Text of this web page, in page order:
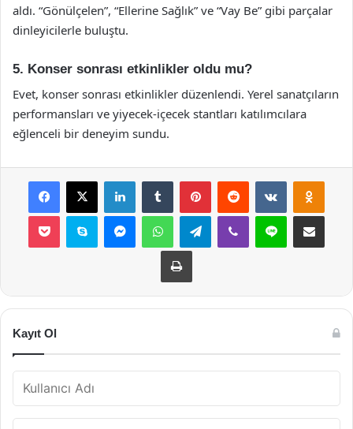
aldı. “Gönülçelen”, “Ellerine Sağlık” ve “Vay Be” gibi parçalar
dinleyicilerle buluştu.
5. Konser sonrası etkinlikler oldu mu?
Evet, konser sonrası etkinlikler düzenlendi. Yerel sanatçıların
performansları ve yiyecek-içecek stantları katılımcılara
eğlenceli bir deneyim sundu.
Facebook
X LinkedInTumblr PinterestReddit VKontakte
Pocket Skype MessengerWhatsAppTelegramViber Line E-Posta ile
Yazdır
Kayıt Ol